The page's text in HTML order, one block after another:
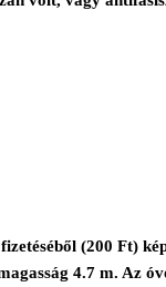
(200 Ft)
4.7 m. Az